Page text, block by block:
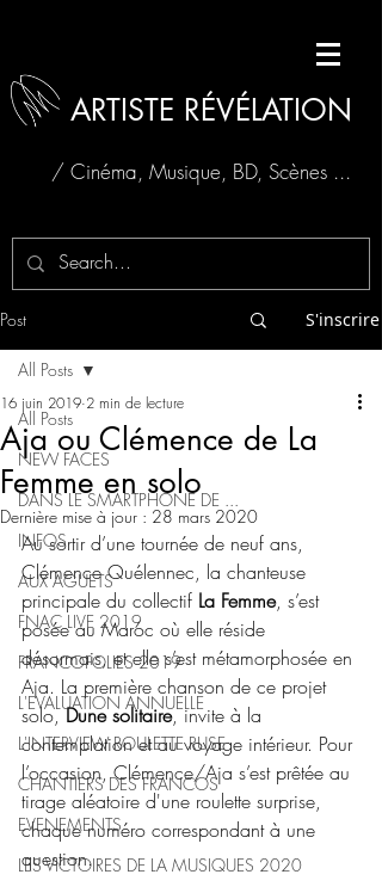
ARTISTE RÉVÉLATION
/ Cinéma, Musique, BD, Scènes ...
Post S'inscrire
All Posts
NEW FACES
DANS LE SMARTPHONE DE ...
INFOS
AUX AGUETS
FNAC LIVE 2019
FRANCOFOLIES 2019
L'EVALUATION ANNUELLE
L'INTERVIEW ROULETTE RUSE
CHANTIERS DES FRANCOS
EVENEMENTS
LES VICTOIRES DE LA MUSIQUES 2020
All Posts
Aja ou Clémence de La
Femme en solo
16 juin 2019 2 min de lecture
Dernière mise à jour : 28 mars 2020
Au sortir d’une tournée de neuf ans,
Clémence Quélennec, la chanteuse
principale du collectif La Femme, s’est
posée au Maroc où elle réside
désormais, et elle s’est métamorphosée en
Aja. La première chanson de ce projet
solo, Dune solitaire, invite à la
contemplation et au voyage intérieur. Pour
l’occasion, Clémence/Aja s’est prêtée au
tirage aléatoire d'une roulette surprise,
chaque numéro correspondant à une
question.